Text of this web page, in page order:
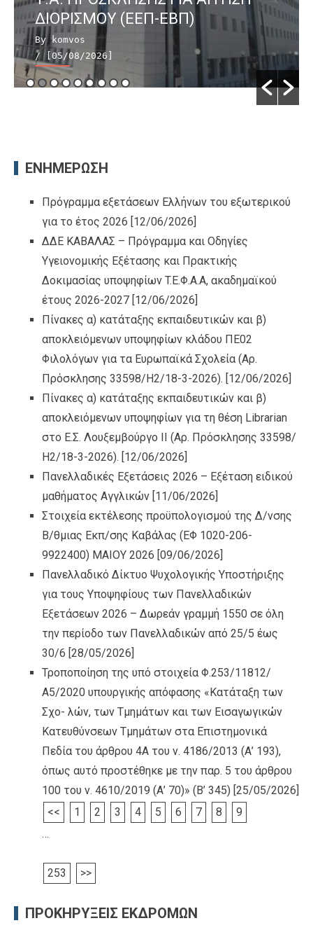
ΔΙΟΡΙΣΜΟΥ (ΕΕΠ-ΕΒΠ)
By komvos
/ [05/08/2026]
ΕΝΗΜΕΡΩΣΗ
Πρόγραμμα εξετάσεων Ελλήνων του εξωτερικού
για το έτος 2026 [12/06/2026]
ΔΔΕ ΚΑΒΑΛΑΣ – Πρόγραμμα και Οδηγίες
Υγειονομικής Εξέτασης και Πρακτικής
Δοκιμασίας υποψηφίων T.Ε.Φ.Α.Α, ακαδημαϊκού
έτους 2026-2027 [12/06/2026]
Πίνακες α) κατάταξης εκπαιδευτικών και β)
αποκλειόμενων υποψηφίων κλάδου ΠΕ02
Φιλολόγων για τα Ευρωπαϊκά Σχολεία (Αρ.
Πρόσκλησης 33598/Η2/18-3-2026). [12/06/2026]
Πίνακες α) κατάταξης εκπαιδευτικών και β)
αποκλειόμενων υποψηφίων για τη θέση Librarian
στο Ε.Σ. Λουξεμβούργο ΙI (Αρ. Πρόσκλησης 33598/
Η2/18-3-2026). [12/06/2026]
Πανελλαδικές Εξετάσεις 2026 – Εξέταση ειδικού
μαθήματος Αγγλικών [11/06/2026]
Στοιχεία εκτέλεσης προϋπολογισμού της Δ/νσης
Β/θμιας Εκπ/σης Καβάλας (ΕΦ 1020-206-
9922400) ΜΑΙΟΥ 2026 [09/06/2026]
Πανελλαδικό Δίκτυο Ψυχολογικής Υποστήριξης
για τους Υποψηφίους των Πανελλαδικών
Εξετάσεων 2026 – Δωρεάν γραμμή 1550 σε όλη
την περίοδο των Πανελλαδικών από 25/5 έως
30/6 [28/05/2026]
Τροποποίηση της υπό στοιχεία Φ.253/11812/
Α5/2020 υπουργικής απόφασης «Κατάταξη των
Σχο- λών, των Τμημάτων και των Εισαγωγικών
Κατευθύνσεων Τμημάτων στα Επιστημονικά
Πεδία του άρθρου 4Α του ν. 4186/2013 (Α’ 193),
όπως αυτό προστέθηκε με την παρ. 5 του άρθρου
100 του ν. 4610/2019 (Α’ 70)» (Β’ 345) [25/05/2026]
<<
1 2 3 4 5 6 7 8
9
…
253 >>
ΠΡΟΚΗΡΥΞΕΙΣ ΕΚΔΡΟΜΩΝ